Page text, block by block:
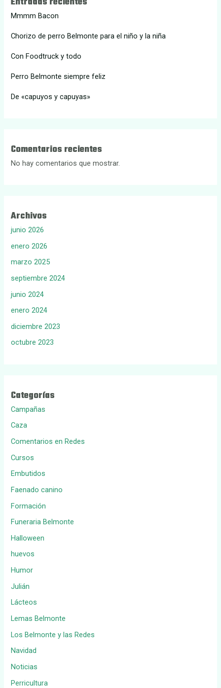
Mmmm Bacon
Chorizo de perro Belmonte para el niño y la niña
Con Foodtruck y todo
Perro Belmonte siempre feliz
De «capuyos y capuyas»
Comentarios recientes
No hay comentarios que mostrar.
Archivos
junio 2026
enero 2026
marzo 2025
septiembre 2024
junio 2024
enero 2024
diciembre 2023
octubre 2023
Categorías
Campañas
Caza
Comentarios en Redes
Cursos
Embutidos
Faenado canino
Formación
Funeraria Belmonte
Halloween
huevos
Humor
Julián
Lácteos
Lemas Belmonte
Los Belmonte y las Redes
Navidad
Noticias
Perricultura